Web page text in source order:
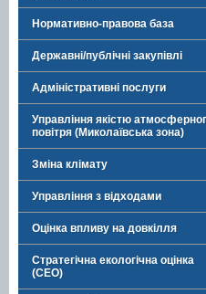
Нормативно-правова база
Державні/публічні закупівлі
Адміністративні послуги
Управління якістю
повітря (Миколаївська зона)
Зміна клімату
Управління з відходами
Оцінка впливу на довкілля
Стратегічна екологічна оцінка
(СЕО)